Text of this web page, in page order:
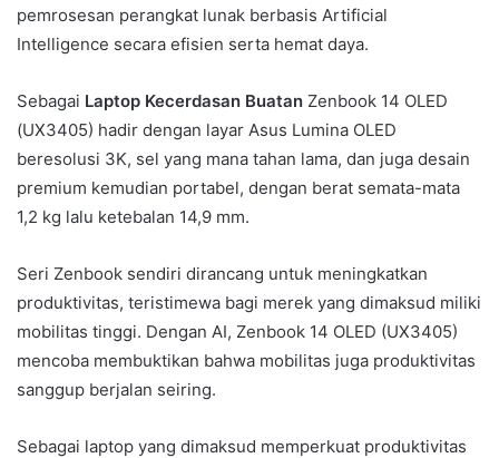
pemrosesan perangkat lunak berbasis Artificial
Intelligence secara efisien serta hemat daya.
Sebagai Laptop Kecerdasan Buatan Zenbook 14 OLED
(UX3405) hadir dengan layar Asus Lumina OLED
beresolusi 3K, sel yang mana tahan lama, dan juga desain
premium kemudian portabel, dengan berat semata-mata
1,2 kg lalu ketebalan 14,9 mm.
Seri Zenbook sendiri dirancang untuk meningkatkan
produktivitas, teristimewa bagi merek yang dimaksud miliki
mobilitas tinggi. Dengan AI, Zenbook 14 OLED (UX3405)
mencoba membuktikan bahwa mobilitas juga produktivitas
sanggup berjalan seiring.
Sebagai laptop yang dimaksud memperkuat produktivitas